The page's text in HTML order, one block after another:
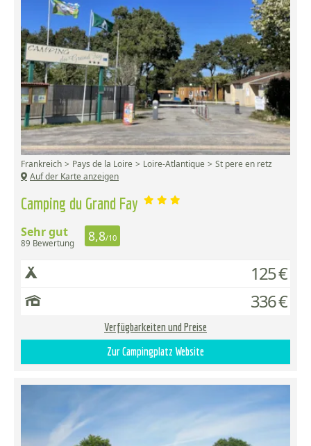
Camping du Grand Fay
Frankreich Pays de la Loire Loire-Atlantique
St pere en retz
Auf der Karte anzeigen
Sehr gut
89 Bewertung 8,8/10
125 €
336 €
Verfügbarkeiten und Preise
Zur Campingplatz Website